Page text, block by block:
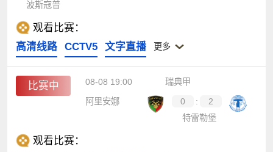
波斯寇普
观看比赛：
高清线路
CCTV5 文字直播 更多
比赛中 08-08 19:00
瑞典甲
阿里安娜
0 :
2
特雷勒堡
观看比赛：